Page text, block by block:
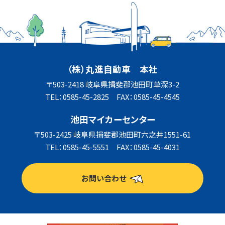
（株）丸進自動車 本社
〒503-2418 岐阜県揖斐郡池田町草深3-2
TEL：0585-45-2825 FAX：0585-45-4545
池田マイカーセンター
〒503-2425 岐阜県揖斐郡池田町六之井1551-61
TEL：0585-45-5551 FAX：0585-45-4031
お問い合わせ